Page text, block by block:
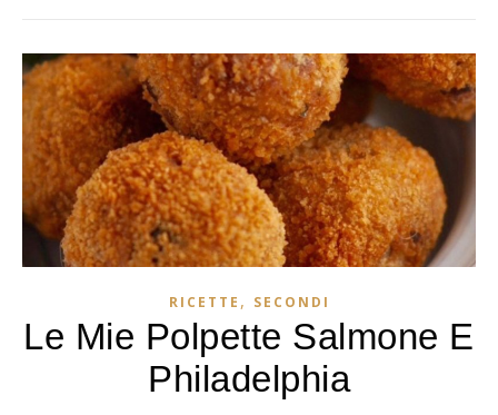
RICETTE , SECONDI
Le Mie Polpette Salmone E
Philadelphia